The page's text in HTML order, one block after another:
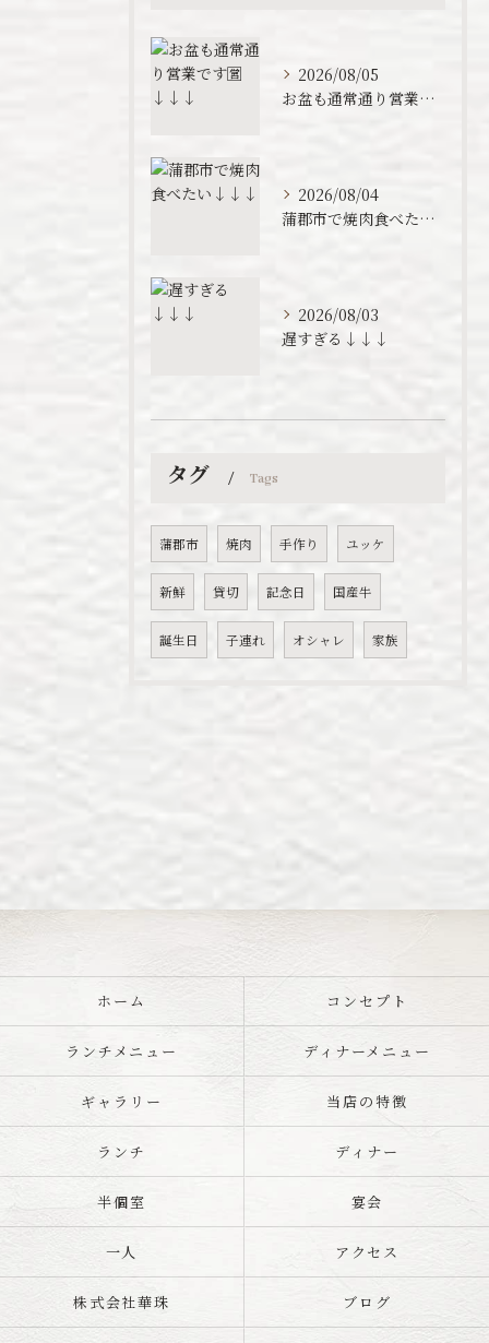
2026/08/05
お盆も通常通り営業です🈺↓↓↓
2026/08/04
蒲郡市で焼肉食べたい↓↓↓
2026/08/03
遅すぎる↓↓↓
タグ Tags
蒲郡市 焼肉 手作り ユッケ
新鮮 貸切 記念日 国産牛
誕生日 子連れ オシャレ 家族
ホーム コンセプト
ランチメニュー ディナーメニュー
ギャラリー 当店の特徴
ランチ ディナー
半個室 宴会
一人 アクセス
株式会社華珠 ブログ